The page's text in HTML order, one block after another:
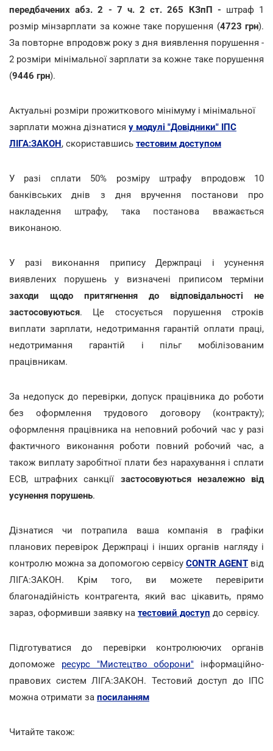
передбачених абз. 2 - 7 ч. 2 ст. 265 КЗпП - штраф 1
розмір мінзарплати за кожне таке порушення (4723 грн).
За повторне впродовж року з дня виявлення порушення -
2 розміри мінімальної зарплати за кожне таке порушення
(9446 грн).
Актуальні розміри прожиткового мінімуму і мінімальної
зарплати можна дізнатися у модулі "Довідники" ІПС
ЛІГА:ЗАКОН, скориставшись тестовим доступом
У разі сплати 50% розміру штрафу впродовж 10
банківських днів з дня вручення постанови про
накладення штрафу, така постанова вважається
виконаною.
У разі виконання припису Держпраці і усунення
виявлених порушень у визначені приписом терміни
заходи щодо притягнення до відповідальності не
застосовуються. Це стосується порушення строків
виплати зарплати, недотримання гарантій оплати праці,
недотримання гарантій і пільг мобілізованим
працівникам.
За недопуск до перевірки, допуск працівника до роботи
без оформлення трудового договору (контракту);
оформлення працівника на неповний робочий час у разі
фактичного виконання роботи повний робочий час, а
також виплату заробітної плати без нарахування і сплати
ЕСВ, штрафних санкції застосовуються незалежно від
усунення порушень.
Дізнатися чи потрапила ваша компанія в графіки
планових перевірок Держпраці і інших органів нагляду і
контролю можна за допомогою сервісу CONTR AGENT від
ЛІГА:ЗАКОН. Крім того, ви можете перевірити
благонадійність контрагента, який вас цікавить, прямо
зараз, оформивши заявку на тестовий доступ до сервісу.
Підготуватися до перевірки контролюючих органів
допоможе ресурс "Мистецтво оборони" інформаційно-
правових систем ЛІГА:ЗАКОН. Тестовий доступ до ІПС
можна отримати за посиланням
Читайте також: